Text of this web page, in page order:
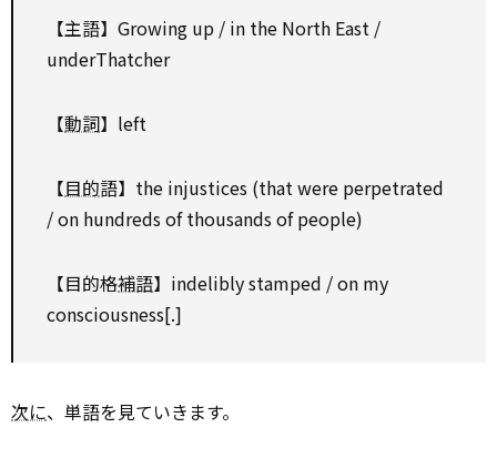
【主語】Growing up / in the North East /
underThatcher
【動詞】left
【目的語】the injustices (that were perpetrated
/ on hundreds of thousands of people)
【目的格補語】indelibly stamped / on my
consciousness[.]
次に、単語を見ていきます。